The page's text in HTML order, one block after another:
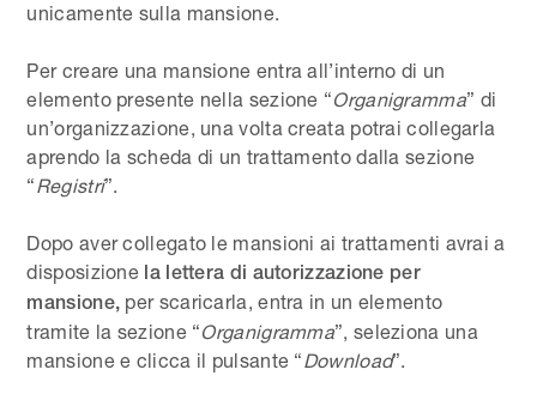
unicamente sulla mansione.
Per creare una mansione entra all’interno di un
elemento presente nella sezione “Organigramma” di
un’organizzazione, una volta creata potrai collegarla
aprendo la scheda di un trattamento dalla sezione
“Registri”.
Dopo aver collegato le mansioni ai trattamenti avrai a
disposizione la lettera di autorizzazione per
mansione, per scaricarla, entra in un elemento
tramite la sezione “Organigramma”, seleziona una
mansione e clicca il pulsante “Download”.